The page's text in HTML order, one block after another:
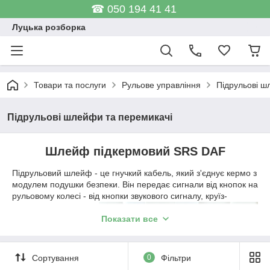
☎ 050 194 41 41
Луцька розборка
Товари та послуги Рульове управління Підрульові
Підрульові шлейфи та перемикачі
Шлейф підкермовий SRS DAF
Підрульовий шлейф - це гнучкий кабель, який з'єднує кермо з
модулем подушки безпеки. Він передає сигнали від кнопок на
рульовому колесі - від кнопки звукового сигналу, круїз-
безпеки. Шлейф
підкермовий SRS
також забезпечує
Показати все
Сортування 0 Фільтри